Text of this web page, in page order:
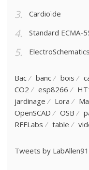
Cardioïde
Standard ECMA-
ElectroSchematics
Bac banc bois
CO2
esp8266
jardinage
Lora
OpenSCAD
OSB
RFFLabs
table
Tweets by LabAllen91